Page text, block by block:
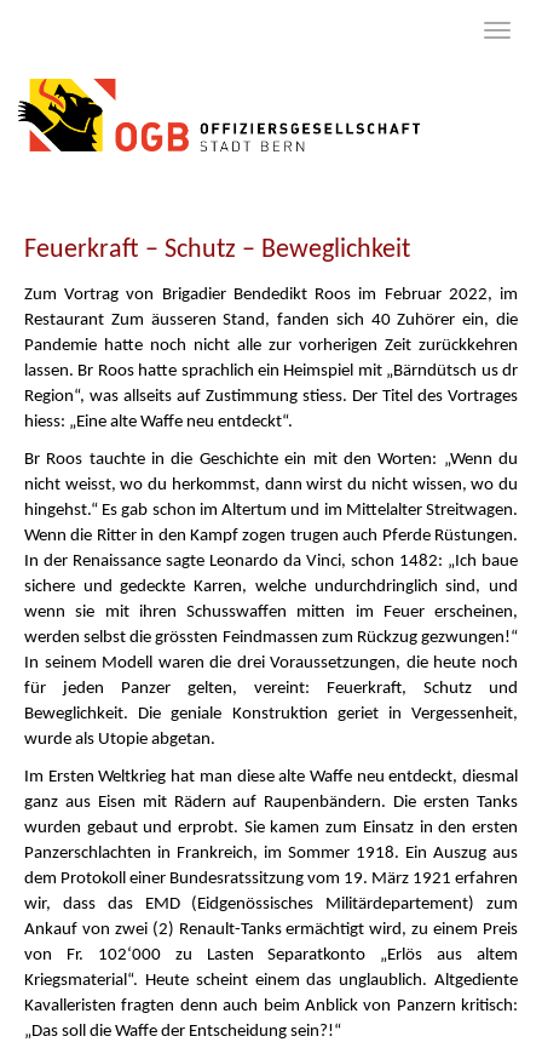
Feuerkraft – Schutz – Beweglichkeit
Zum Vortrag von Brigadier Bendedikt Roos im Februar 2022, im
Restaurant Zum äusseren Stand, fanden sich 40 Zuhörer ein, die
Pandemie hatte noch nicht alle zur vorherigen Zeit zurückkehren
lassen. Br Roos hatte sprachlich ein Heimspiel mit „Bärndütsch us dr
Region“, was allseits auf Zustimmung stiess. Der Titel des Vortrages
hiess: „Eine alte Waffe neu entdeckt“.
Br Roos tauchte in die Geschichte ein mit den Worten: „Wenn du
nicht weisst, wo du herkommst, dann wirst du nicht wissen, wo du
hingehst.“ Es gab schon im Altertum und im Mittelalter Streitwagen.
Wenn die Ritter in den Kampf zogen trugen auch Pferde Rüstungen.
In der Renaissance sagte Leonardo da Vinci, schon 1482: „Ich baue
sichere und gedeckte Karren, welche undurchdringlich sind, und
wenn sie mit ihren Schusswaffen mitten im Feuer erscheinen,
werden selbst die grössten Feindmassen zum Rückzug gezwungen!“
In seinem Modell waren die drei Voraussetzungen, die heute noch
für jeden Panzer gelten, vereint: Feuerkraft, Schutz und
Beweglichkeit. Die geniale Konstruktion geriet in Vergessenheit,
wurde als Utopie abgetan.
Im Ersten Weltkrieg hat man diese alte Waffe neu entdeckt, diesmal
ganz aus Eisen mit Rädern auf Raupenbändern. Die ersten Tanks
wurden gebaut und erprobt. Sie kamen zum Einsatz in den ersten
Panzerschlachten in Frankreich, im Sommer 1918. Ein Auszug aus
dem Protokoll einer Bundesratssitzung vom 19. März 1921 erfahren
wir, dass das EMD (Eidgenössisches Militärdepartement) zum
Ankauf von zwei (2) Renault-Tanks ermächtigt wird, zu einem Preis
von Fr. 102‘000 zu Lasten Separatkonto „Erlös aus altem
Kriegsmaterial“. Heute scheint einem das unglaublich. Altgediente
Kavalleristen fragten denn auch beim Anblick von Panzern kritisch:
„Das soll die Waffe der Entscheidung sein?!“